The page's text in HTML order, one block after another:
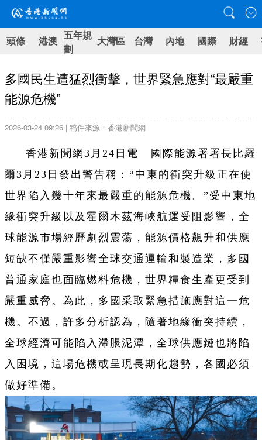
頭條 港澳 五年規
劃
大灣區 台灣 內地 國際 財經
多國民生遭猛烈衝擊，世界緊急應對“最嚴重
能源危機”
2026-03-24 09:26 | 稿件來源：香港新聞網
香港新聞網3月24日電 國際能源署署長比羅
爾3月23日發出警告稱：“中東的衝突升級正在使
世界陷入幾十年來最嚴重的能源危機。”受中東地
緣衝突升級以及霍爾木茲海峽航運受阻影響，全
球能源市場經歷劇烈震蕩，能源價格飆升和供應
短缺不僅嚴重影響全球交通運輸和製造業，多國
普通家庭也面臨燃料危機，世界糧食生產更受到
嚴重威脅。為此，多國采取緊急措施應對這一危
機。不過，許多分析認為，隨著地緣衝突持續，
全球經濟可能陷入滯脹泥潭，全球供應鏈也將陷
入困境，這場危機或呈現長期化趨勢，各國必須
做好準備。